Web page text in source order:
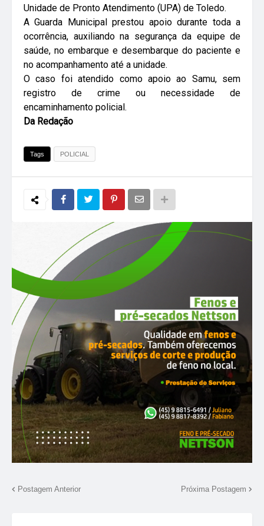
Unidade de Pronto Atendimento (UPA) de Toledo.
A Guarda Municipal prestou apoio durante toda a
ocorrência, auxiliando na segurança da equipe de
saúde, no embarque e desembarque do paciente e
no acompanhamento até a unidade.
O caso foi atendido como apoio ao Samu, sem
registro de crime ou necessidade de
encaminhamento policial.
Da Redação
Tags POLICIAL
Postagem Anterior Próxima Postagem